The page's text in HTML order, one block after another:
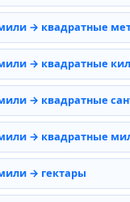
→ квадратные
→ квадратные
→ квадратные
→ квадратные
→ гектары